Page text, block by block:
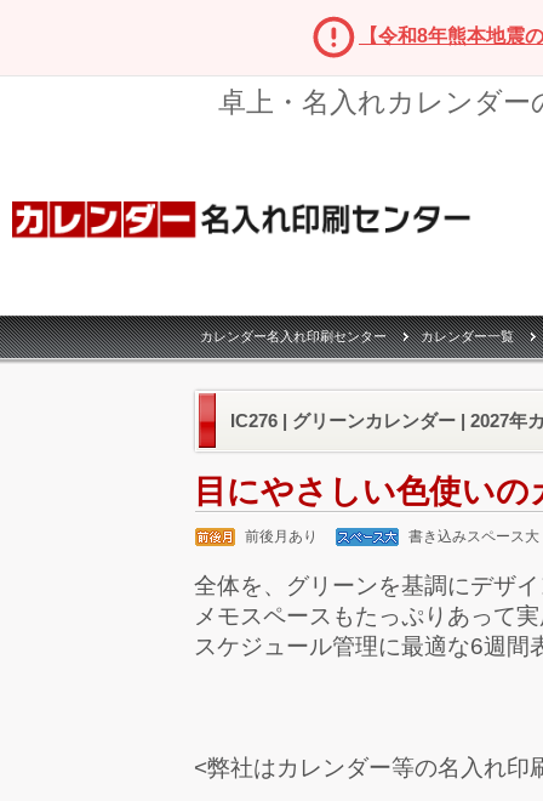
【令和8年熊本地震
卓上・名入れカレンダ
カレンダー名入れ印刷センター カレンダー一覧
IC276 | グリーンカレンダー | 2027年
目にやさしい色使い
前後月あり 書き込みスペース大
全体を、グリーンを基調にデザ
メモスペースもたっぷりあって
スケジュール管理に最適な6週間
<弊社はカレンダー等の名入れ印